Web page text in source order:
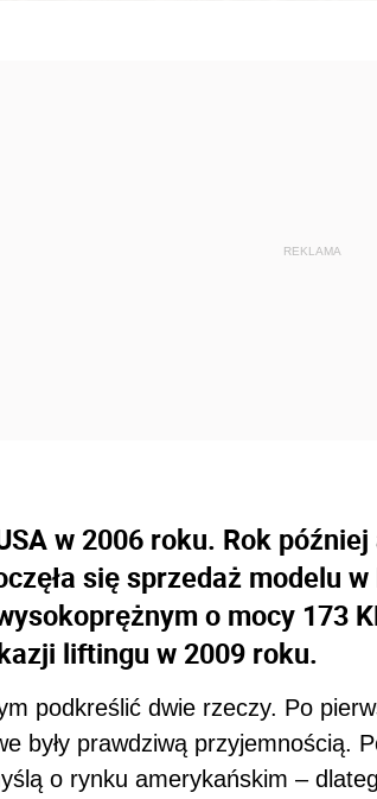
w 2006 roku. Rok
się sprzedaż modelu
o mocy 173
liftingu w 2009 roku.
podkreślić dwie rzeczy. Po
były prawdziwą przyjemnością.
o rynku amerykańskim –